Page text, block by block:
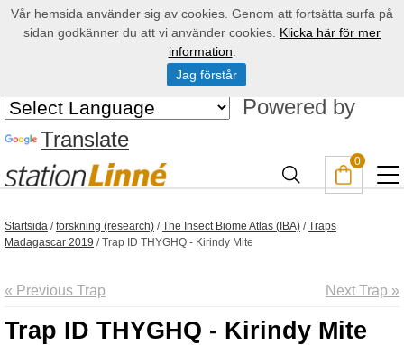
Powered by
Translate
0
Startsida /forskning (research) /The Insect Biome Atlas (IBA) /Traps
Madagascar 2019 /Trap ID THYGHQ - Kirindy Mite
« Previous Trap Next Trap »
Trap ID THYGHQ - Kirindy Mite
Vår hemsida använder sig av cookies. Genom att fortsätta surfa på
sidan godkänner du att vi använder cookies. Klicka här för mer
information
Jag förstår